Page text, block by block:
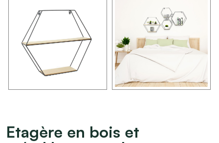
Etagère en bois et